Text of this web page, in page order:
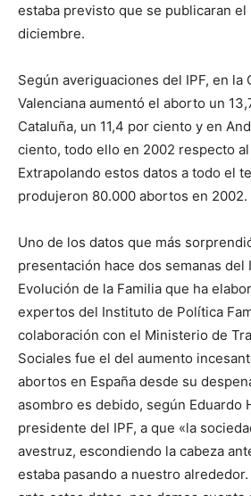
estaba previsto que se publicaran el
diciembre.
Según averiguaciones del IPF, en la
Valenciana aumentó el aborto un
Cataluña, un 11,4 por ciento y en
ciento, todo ello en 2002 respecto
Extrapolando estos datos a todo el
produjeron 80.000 abortos en 2002.
Uno de los datos que más
presentación hace dos semanas del
Evolución de la Familia que ha
expertos del Instituto de Política
colaboración con el Ministerio de
Sociales fue el del aumento
abortos en España desde su
asombro es debido, según Eduardo
presidente del IPF, a que «la
avestruz, escondiendo la cabeza
estaba pasando a nuestro